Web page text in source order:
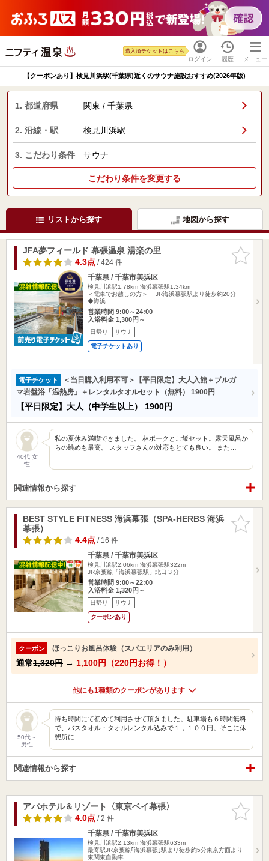
ログイン
購入済チケットはこちら
履歴 メニュー
【クーポンあり】検見川浜駅(千葉県)近くのサウナ施設おすすめ(2026年版)
1. 都道府県 関東 / 千葉県
2. 沿線・駅 検見川浜駅
3. こだわり条件 サウナ
こだわり条件を変更する
リストから探す 地図から探す
お気に入
りに追加
JFA夢フィールド 幕張温泉 湯楽の里
4.3点/ 424 件
千葉県 / 千葉市美浜区
検見川浜駅1.78km 海浜幕張駅1.34km
＜電車でお越しの方＞ JR海浜幕張駅より徒歩約20分
◆海浜…
営業時間 9:00～24:00
入浴料金 1,300円～
日帰り サウナ
電子チケットあり
電子チケット
＜当日購入利用不可＞【平日限定】大人入館＋プルガ
マ岩盤浴「温熱房」＋レンタルタオルセット（無料） 1900円
【平日限定】大人（中学生以上） 1900円
40代 女
性
私の夏休み満喫できました。 林ポークとご飯セット。露天風呂か
らの眺めも最高。 スタッフさんの対応もとても良い。 また…
関連情報から探す
お気に入
りに追加
BEST STYLE FITNESS 海浜幕張（SPA-HERBS 海浜
幕張）
4.4点/ 16 件
千葉県 / 千葉市美浜区
検見川浜駅2.06km 海浜幕張駅322m
JR京葉線「海浜幕張駅」北口３分
営業時間 9:00～22:00
入浴料金 1,320円～
日帰り サウナ
クーポンあり
クーポン ほっこりお風呂体験（スパエリアのみ利用）
通常1,320円 → 1,100円（220円お得！）
他にも1種類のクーポンがあります
50代～
男性
待ち時間にて初めて利用させて頂きました。駐車場も６時間無料
で、バスタオル・タオルレンタル込みで１，１００円。そこに休
憩所に…
関連情報から探す
お気に入
りに追加
アパホテル＆リゾート〈東京ベイ幕張〉
4.0点/ 2 件
千葉県 / 千葉市美浜区
検見川浜駅2.13km 海浜幕張駅633m
最寄駅JR京葉線｢海浜幕張｣駅より徒歩約5分東京方面より
東関東自動車…